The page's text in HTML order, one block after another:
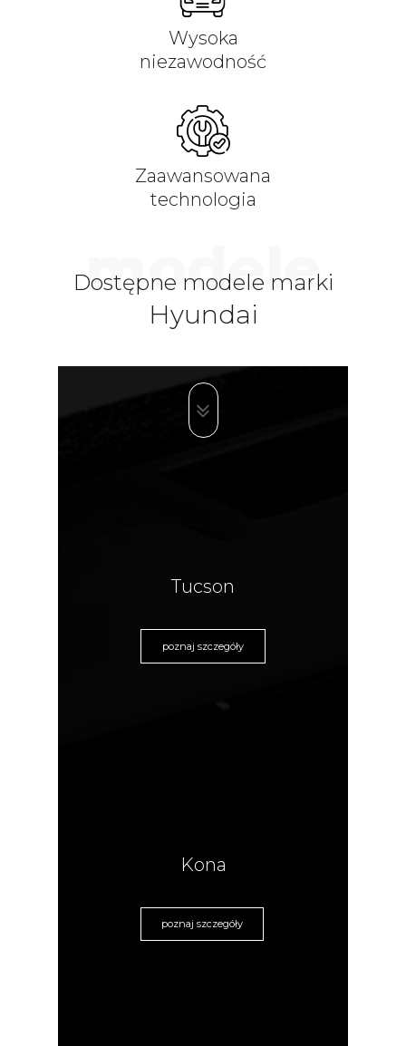
Wysoka
niezawodność
Zaawansowana
technologia
Hyundai
modele
Dostępne modele marki
Tucson
poznaj szczegóły
Kona
poznaj szczegóły